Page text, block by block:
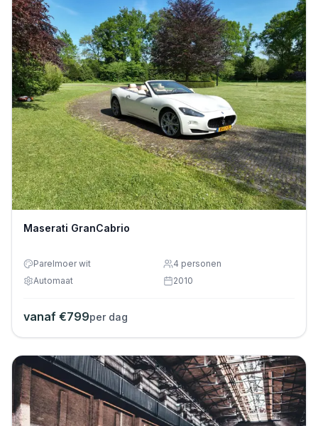
Maserati GranCabrio
Parelmoer wit 4 personen
Automaat
2010
vanaf €799per dag